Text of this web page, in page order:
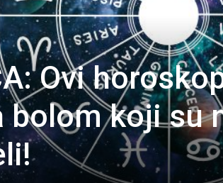
Ovi
bolom koji su